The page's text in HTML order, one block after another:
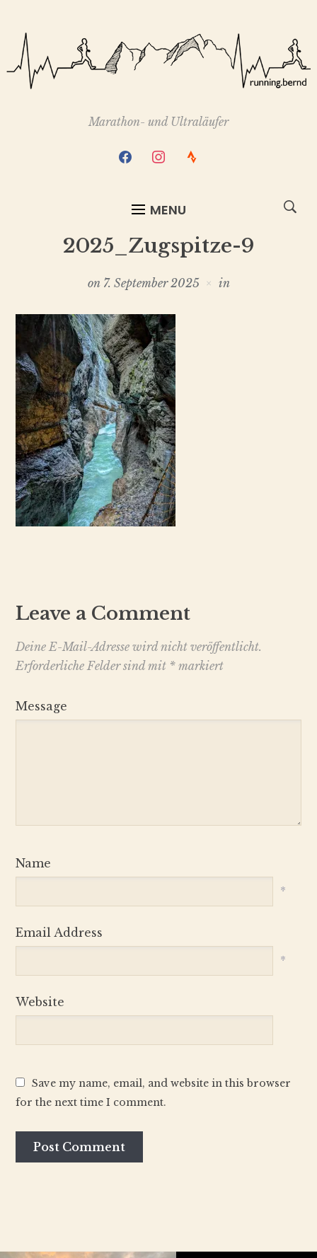
Marathon- und Ultraläufer
facebookinstagram
strava
MENU
2025_Zugspitze-9
on 7. September 2025 in
Leave a Comment
Deine E-Mail-Adresse wird nicht veröffentlicht.
Erforderliche Felder sind mit *markiert
Message
Name
*
Email Address
*
Website
Save my name, email, and website in this browser
for the next time I comment.